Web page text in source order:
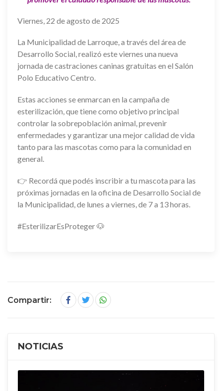
Viernes, 22 de agosto de 2025
La Municipalidad de Larroque, a través del área de
Desarrollo Social, realizó este viernes una nueva
jornada de castraciones caninas gratuitas en el Salón
Polo Educativo Centro.
Estas acciones se enmarcan en la campaña de
esterilización, que tiene como objetivo principal
controlar la sobrepoblación animal, prevenir
enfermedades y garantizar una mejor calidad de vida
tanto para las mascotas como para la comunidad en
general.
👉 Recordá que podés inscribir a tu mascota para las
próximas jornadas en la oficina de Desarrollo Social de
la Municipalidad, de lunes a viernes, de 7 a 13 horas.
#EsterilizarEsProteger 🐶
Compartir:
NOTICIAS